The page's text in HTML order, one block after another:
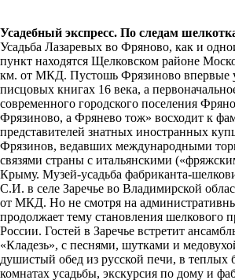
Усадебный экспресс. По следам
Усадьба Лазаревых во Фряново, как и
пункт находятся Щелковском районе
км. от МКД. Пустошь Фрязиново впервые
писцовых книгах 16 века, а
современного городского поселения
Фрязиново, а Фрянево тож» восходит к
представителей знатных иностранных
Фрязинов, ведавших международными
связями страны с итальянскими
Крыму. Музей-усадьба фабриканта-
С.И. в селе Заречье во Владимирской
от МКД. Но не смотря на
продолжает тему становления шелкового
России. Гостей в Заречье встретит
«Кладезь», с песнями, шутками и
душистый обед из русской печи, в теплых
комнатах усадьбы, экскурсия по дому и